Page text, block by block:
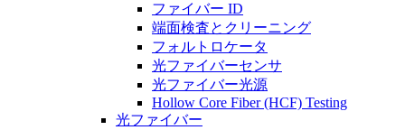
ファイバー ID
端面検査とクリーニング
フォルトロケータ
光ファイバーセンサ
光ファイバー光源
Hollow Core Fiber (HCF) Testing
光ファイバー